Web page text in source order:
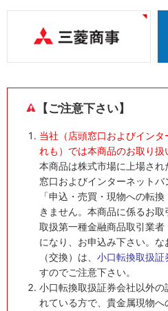
【ご注意下さい】
当社（店頭窓口およびイン
れも）では本商品のお取り扱
本商品は株式市場に上場さ
窓口およびインターネット
「申込・売買・現物への転
きません。本商品に係るお
取扱第一種金融商品取引業
になり、お申込み下さい。
（交換）は、 小口転換取扱証
すのでご注意下さい。
小口転換取扱証券会社以外
れている方で、貴金属現物